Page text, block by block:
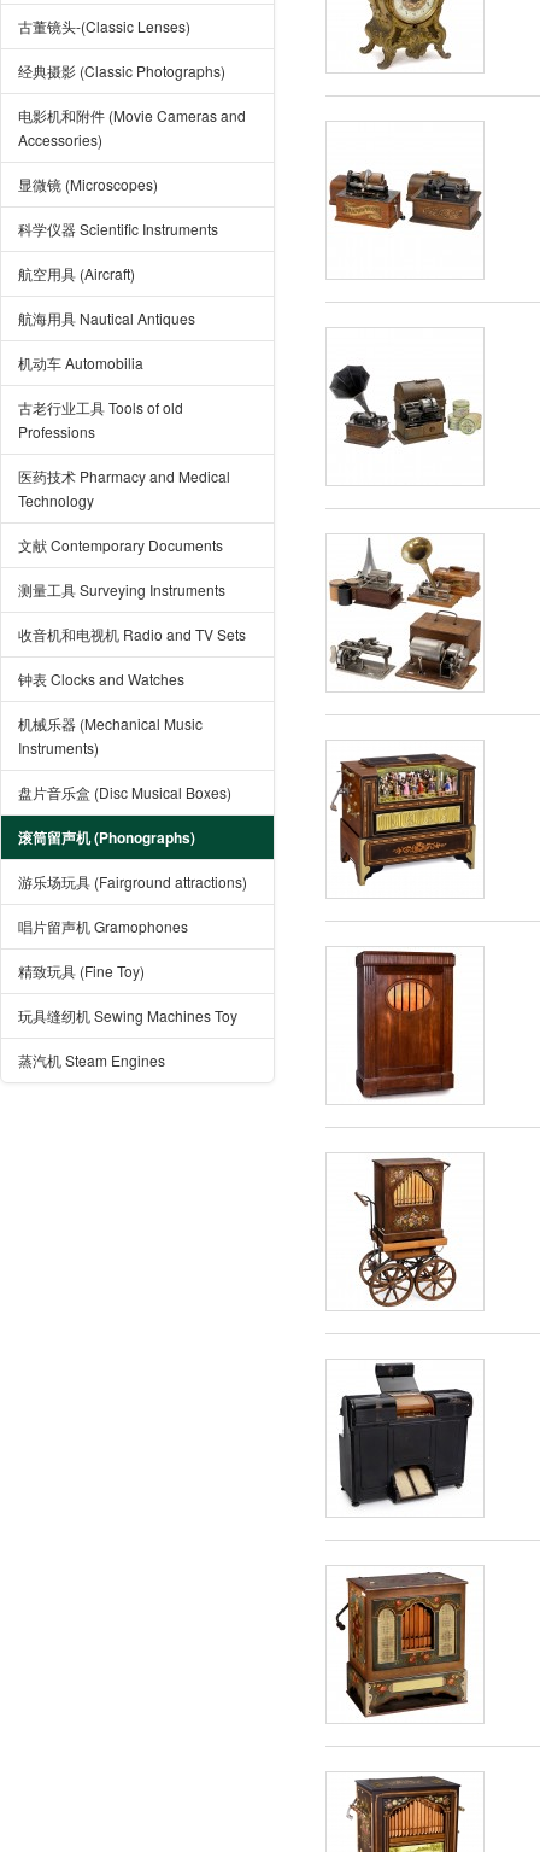
古董镜头-(Classic Lenses)
经典摄影 (Classic Photographs)
电影机和附件 (Movie Cameras and
Accessories)
显微镜 (Microscopes)
科学仪器 Scientific Instruments
航空用具 (Aircraft)
航海用具 Nautical Antiques
机动车 Automobilia
古老行业工具 Tools of old
Professions
医药技术 Pharmacy and Medical
Technology
文献 Contemporary Documents
测量工具 Surveying Instruments
收音机和电视机 Radio and TV Sets
钟表 Clocks and Watches
机械乐器 (Mechanical Music
Instruments)
盘片音乐盒 (Disc Musical Boxes)
滚筒留声机 (Phonographs)
游乐场玩具 (Fairground attractions)
唱片留声机 Gramophones
精致玩具 (Fine Toy)
玩具缝纫机 Sewing Machines Toy
蒸汽机 Steam Engines